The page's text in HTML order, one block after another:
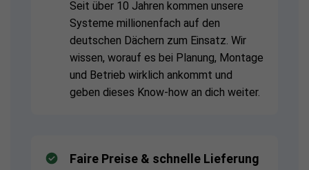
Seit über 10 Jahren kommen unsere
Systeme millionenfach auf den
deutschen Dächern zum Einsatz. Wir
wissen, worauf es bei Planung, Montage
und Betrieb wirklich ankommt und
geben dieses Know-how an dich weiter.
Faire Preise & schnelle Lieferung